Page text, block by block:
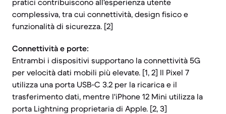
pratici contribuiscono all'esperienza utente
complessiva, tra cui connettività, design fisico e
funzionalità di sicurezza. [2]
Connettività e porte:
Entrambi i dispositivi supportano la connettività 5G
per velocità dati mobili più elevate. [1, 2] Il Pixel 7
utilizza una porta USB-C 3.2 per la ricarica e il
trasferimento dati, mentre l'iPhone 12 Mini utilizza la
porta Lightning proprietaria di Apple. [2, 3]